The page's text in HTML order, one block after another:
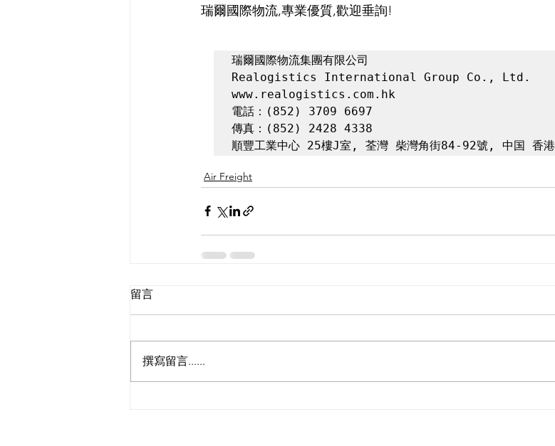
瑞爾國際物流,專業優質,歡迎垂詢!
瑞爾國際物流集團有限公司
Realogistics International Group Co., Ltd.
www.realogistics.com.hk
電話：(852) 3709 6697
傳真：(852) 2428 4338
順豐工業中心 25樓J室, 荃灣 柴灣角街84-92號, ​中国 香港
Air Freight
留言
撰寫留言......